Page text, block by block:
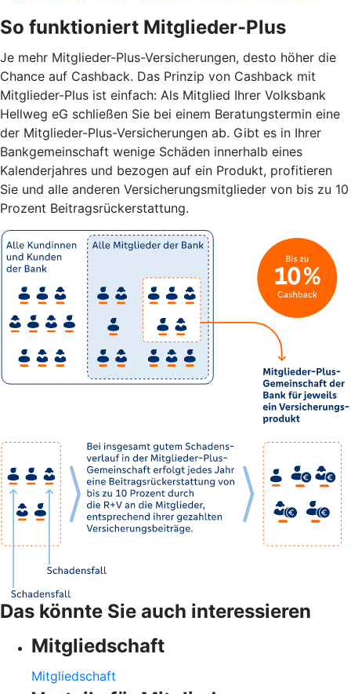
So funktioniert Mitglieder-Plus
Je mehr Mitglieder-Plus-Versicherungen, desto höher die
Chance auf Cashback. Das Prinzip von Cashback mit
Mitglieder-Plus ist einfach: Als Mitglied Ihrer Volksbank
Hellweg eG schließen Sie bei einem Beratungstermin eine
der Mitglieder-Plus-Versicherungen ab. Gibt es in Ihrer
Bankgemeinschaft wenige Schäden innerhalb eines
Kalenderjahres und bezogen auf ein Produkt, profitieren
Sie und alle anderen Versicherungsmitglieder von bis zu 10
Prozent Beitragsrückerstattung.
Das könnte Sie auch interessieren
Mitgliedschaft
Mitgliedschaft